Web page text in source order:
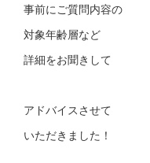
事前にご質問内容の
対象年齢層など
詳細をお聞きして
アドバイスさせて
いただきました！